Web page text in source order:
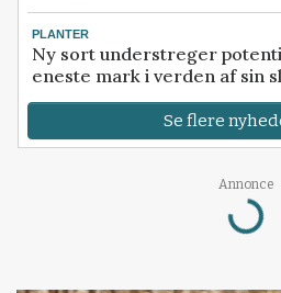
PLANTER
Ny sort understreger
eneste mark i verden af sin
Se flere
Annonce
Loading...